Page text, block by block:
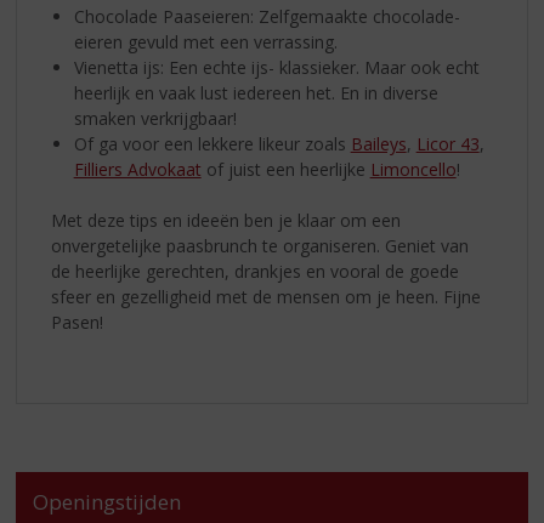
Chocolade Paaseieren: Zelfgemaakte chocolade-
eieren gevuld met een verrassing.
Vienetta ijs: Een echte ijs- klassieker. Maar ook echt
heerlijk en vaak lust iedereen het. En in diverse
smaken verkrijgbaar!
Of ga voor een lekkere likeur zoals Baileys, Licor 43,
Filliers Advokaat of juist een heerlijke Limoncello!
Met deze tips en ideeën ben je klaar om een
onvergetelijke paasbrunch te organiseren. Geniet van
de heerlijke gerechten, drankjes en vooral de goede
sfeer en gezelligheid met de mensen om je heen. Fijne
Pasen!
Openingstijden